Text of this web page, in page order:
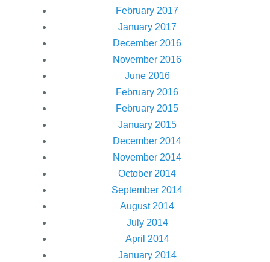
February 2017
January 2017
December 2016
November 2016
June 2016
February 2016
February 2015
January 2015
December 2014
November 2014
October 2014
September 2014
August 2014
July 2014
April 2014
January 2014